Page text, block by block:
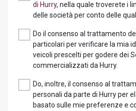
di Hurry, nella quale troverete i
delle società per conto delle
Do il consenso al trattamento
particolari per verificare la mia
veicoli prescelti per godere dei
commercializzati da Hurry.
Do, inoltre, il consenso al
personali da parte di Hurry per
basato sulle mie preferenze e